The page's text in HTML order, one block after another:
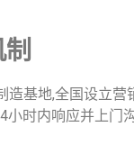
造基地,全国设立
时内响应并上门